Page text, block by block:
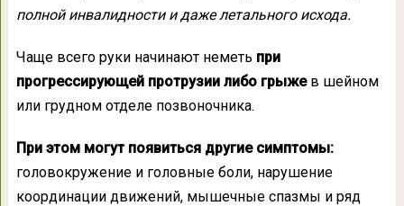
полной инвалидности и даже летального исхода.
Чаще всего руки начинают неметь при
прогрессирующей протрузии либо грыже в шейном
или грудном отделе позвоночника.
При этом могут появиться другие симптомы:
головокружение и головные боли, нарушение
координации движений, мышечные спазмы и ряд